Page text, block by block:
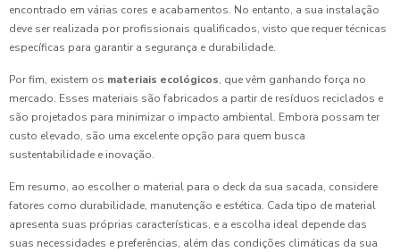
encontrado em várias cores e acabamentos. No entanto, a sua instalação
deve ser realizada por profissionais qualificados, visto que requer técnicas
específicas para garantir a segurança e durabilidade.
Por fim, existem os materiais ecológicos, que vêm ganhando força no
mercado. Esses materiais são fabricados a partir de resíduos reciclados e
são projetados para minimizar o impacto ambiental. Embora possam ter
custo elevado, são uma excelente opção para quem busca
sustentabilidade e inovação.
Em resumo, ao escolher o material para o deck da sua sacada, considere
fatores como durabilidade, manutenção e estética. Cada tipo de material
apresenta suas próprias características, e a escolha ideal depende das
suas necessidades e preferências, além das condições climáticas da sua